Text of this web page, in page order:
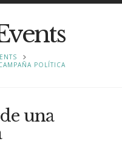
POLÍTICA
una